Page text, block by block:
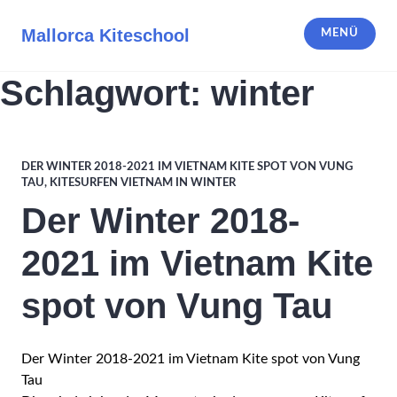
InhaltMallorca Kiteschool MENÜ
Schlagwort: winter
DER WINTER 2018-2021 IM VIETNAM KITE SPOT VON VUNG
TAU, KITESURFEN VIETNAM IN WINTER
Der Winter 2018-
2021 im Vietnam Kite
spot von Vung Tau
Der Winter 2018-2021 im Vietnam Kite spot von Vung
Tau